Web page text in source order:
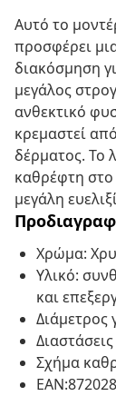
Αυτό το
προσφέρει
διακόσμηση
μεγάλος
ανθεκτικό
κρεμαστεί
δέρματος. Το
καθρέφτη
μεγάλη
Χρώμα:
Υλικό:
και
Διάμετρος
Σχήμα